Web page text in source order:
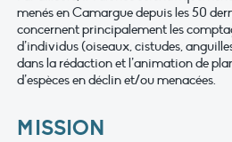
menés en Camargue depuis les 50
concernent principalement les
d’individus (oiseaux, cistudes,
dans la rédaction et l’animation de
d’espèces en déclin et/ou menacées.
MISSION